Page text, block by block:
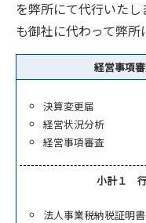
を弊所にて代行いた
も御社に代わって弊所
経営事項
決算変更届
経営状況分析
経営事項審査
小計１
法人事業税納税証明